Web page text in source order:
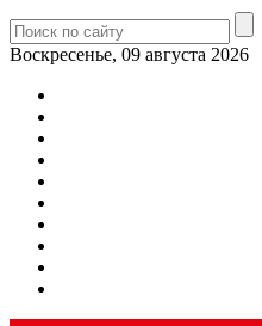
Воскресенье, 09 августа 2026